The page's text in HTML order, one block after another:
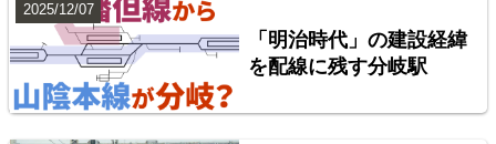
「明治時代」の建設経緯
を配線に残す分岐駅
2025/12/07